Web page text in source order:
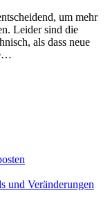
um mehr
Leider sind die
als dass neue
und Veränderungen